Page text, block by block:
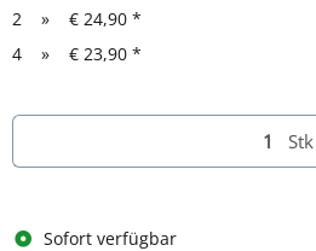
2
» € 24,90 *
4
» € 23,90 *
Stk
Sofort verfügbar